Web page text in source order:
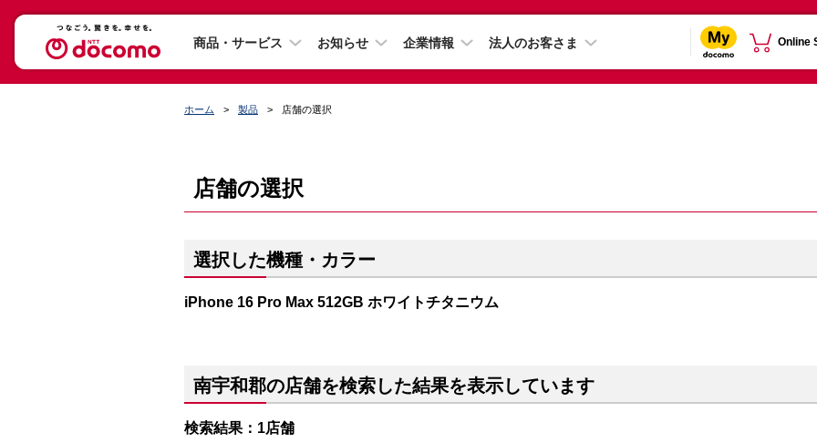
商品・サービス お知らせ 企業情報 法人のお客さま Online
ホーム 製品 店舗の選択
店舗の選択
選択した機種・カラー
iPhone 16 Pro Max 512GB ホワイトチタニウム
南宇和郡の店舗を検索した結果を表示しています
検索結果：1店舗